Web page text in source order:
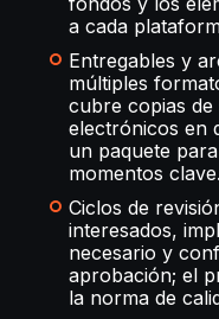
a cada
Entregables y
múltiples
cubre copias de
electrónicos en
un paquete
momentos clave.
Ciclos de
interesados,
necesario y
aprobación; el
la norma de